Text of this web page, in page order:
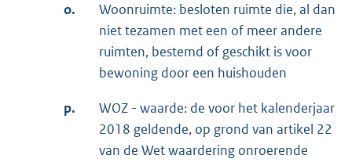
o.
Woonruimte: besloten ruimte die, al dan
niet tezamen met een of meer andere
ruimten, bestemd of geschikt is voor
bewoning door een huishouden
p.
WOZ - waarde: de voor het kalenderjaar
2018 geldende, op grond van artikel 22
van de Wet waardering onroerende